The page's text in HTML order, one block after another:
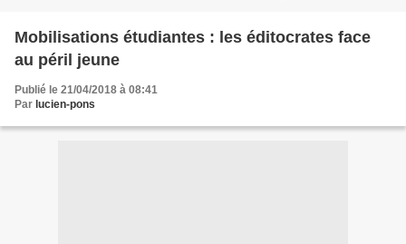
Mobilisations étudiantes : les éditocrates face
au péril jeune
Publié le 21/04/2018 à 08:41
Par lucien-pons